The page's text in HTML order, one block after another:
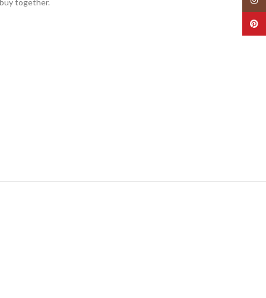
together.